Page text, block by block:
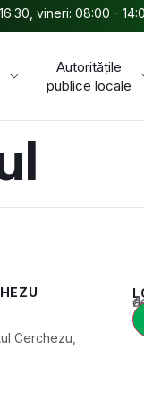
vineri: 08:00 -
Autoritățile
publice locale
Cerchezu,
Acest